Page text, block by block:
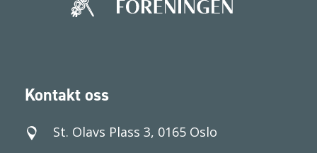
Kontakt oss
St. Olavs Plass 3, 0165 Oslo